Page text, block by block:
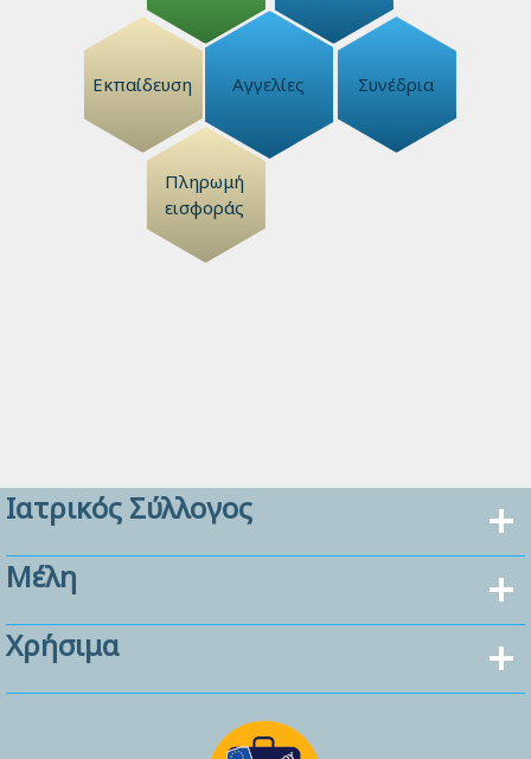
Εκπαίδευση Αγγελίες Συνέδρια
Πληρωμή
εισφοράς
Ιατρικός Σύλλογος
Μέλη
Χρήσιμα